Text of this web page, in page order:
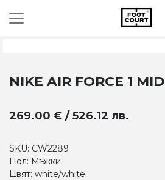
NIKE AIR FORCE 1 MID
269.00 € / 526.12 лв.
SKU: CW2289
Пол: Мъжки
Цвят: white/white